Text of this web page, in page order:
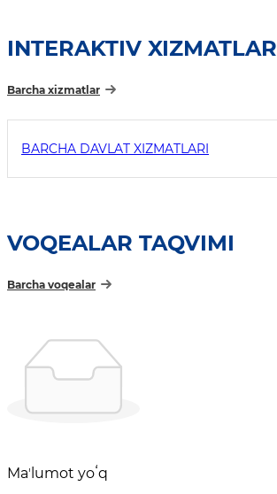
INTERAKTIV XIZMATLAR
Barcha xizmatlar
BARCHA DAVLAT XIZMATLARI
VOQEALAR TAQVIMI
Barcha voqealar
Maʼlumot yoʻq